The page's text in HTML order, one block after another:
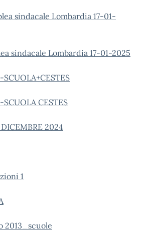
sindacale Lombardia 17-01-
sindacale Lombardia 17-01-2025
CESTES
DICEMBRE 2024
1
2013_scuole